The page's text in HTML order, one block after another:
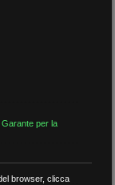
Garante per la
browser, clicca